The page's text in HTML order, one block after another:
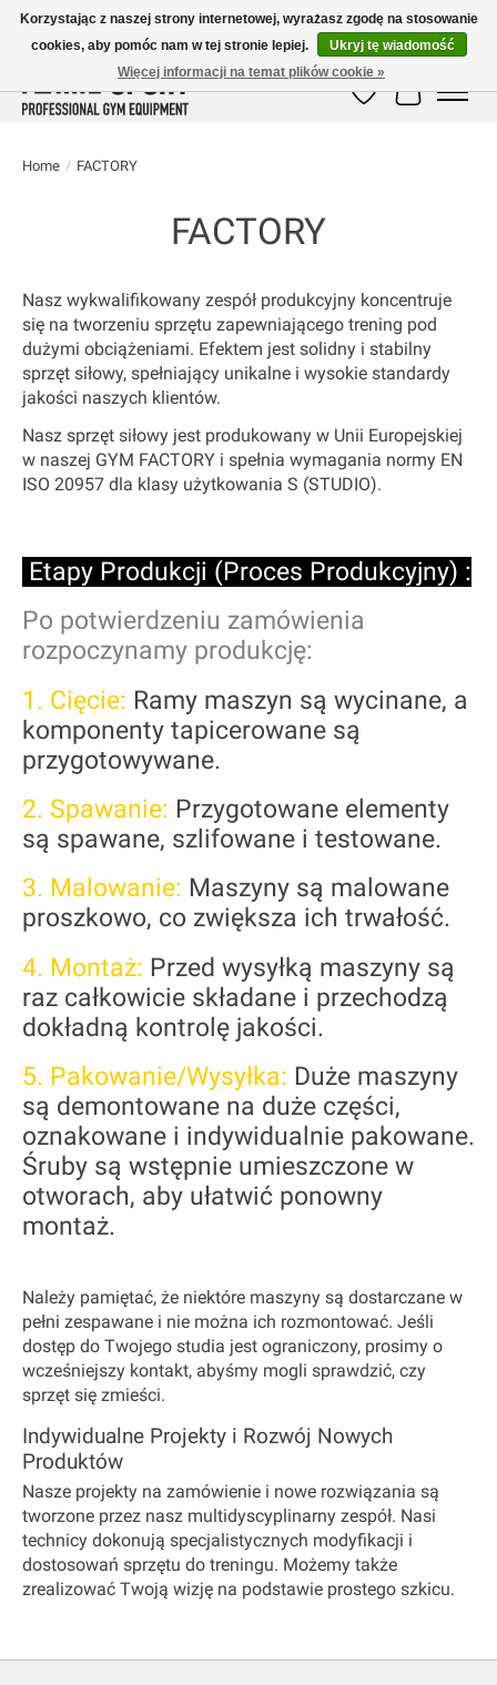
E-MAIL:info@flame-sport.deTEL.: +49 1525 9705 011
Lista życzeń
Koszyk
Home / FACTORY
FACTORY
Nasz wykwalifikowany zespół produkcyjny koncentruje
się na tworzeniu sprzętu zapewniającego trening pod
dużymi obciążeniami. Efektem jest solidny i stabilny
sprzęt siłowy, spełniający unikalne i wysokie standardy
jakości naszych klientów.
Nasz sprzęt siłowy jest produkowany w Unii Europejskiej
w naszej GYM FACTORY i spełnia wymagania normy EN
ISO 20957 dla klasy użytkowania S (STUDIO).
Etapy Produkcji (Proces Produkcyjny) :
Po potwierdzeniu zamówienia
rozpoczynamy produkcję:
1. Cięcie: Ramy maszyn są wycinane, a
komponenty tapicerowane są
przygotowywane.
2. Spawanie: Przygotowane elementy
są spawane, szlifowane i testowane.
3. Malowanie: Maszyny są malowane
proszkowo, co zwiększa ich trwałość.
4. Montaż: Przed wysyłką maszyny są
raz całkowicie składane i przechodzą
dokładną kontrolę jakości.
5. Pakowanie/Wysyłka: Duże maszyny
są demontowane na duże części,
oznakowane i indywidualnie pakowane.
Śruby są wstępnie umieszczone w
otworach, aby ułatwić ponowny
montaż.
Należy pamiętać, że niektóre maszyny są dostarczane w
pełni zespawane i nie można ich rozmontować. Jeśli
dostęp do Twojego studia jest ograniczony, prosimy o
wcześniejszy kontakt, abyśmy mogli sprawdzić, czy
sprzęt się zmieści.
Indywidualne Projekty i Rozwój Nowych
Produktów
Nasze projekty na zamówienie i nowe rozwiązania są
tworzone przez nasz multidyscyplinarny zespół. Nasi
technicy dokonują specjalistycznych modyfikacji i
dostosowań sprzętu do treningu. Możemy także
zrealizować Twoją wizję na podstawie prostego szkicu.
Korzystając z naszej strony internetowej, wyrażasz zgodę na stosowanie
cookies, aby pomóc nam w tej stronie lepiej.
Ukryj tę wiadomość
Więcej informacji na temat plików cookie »